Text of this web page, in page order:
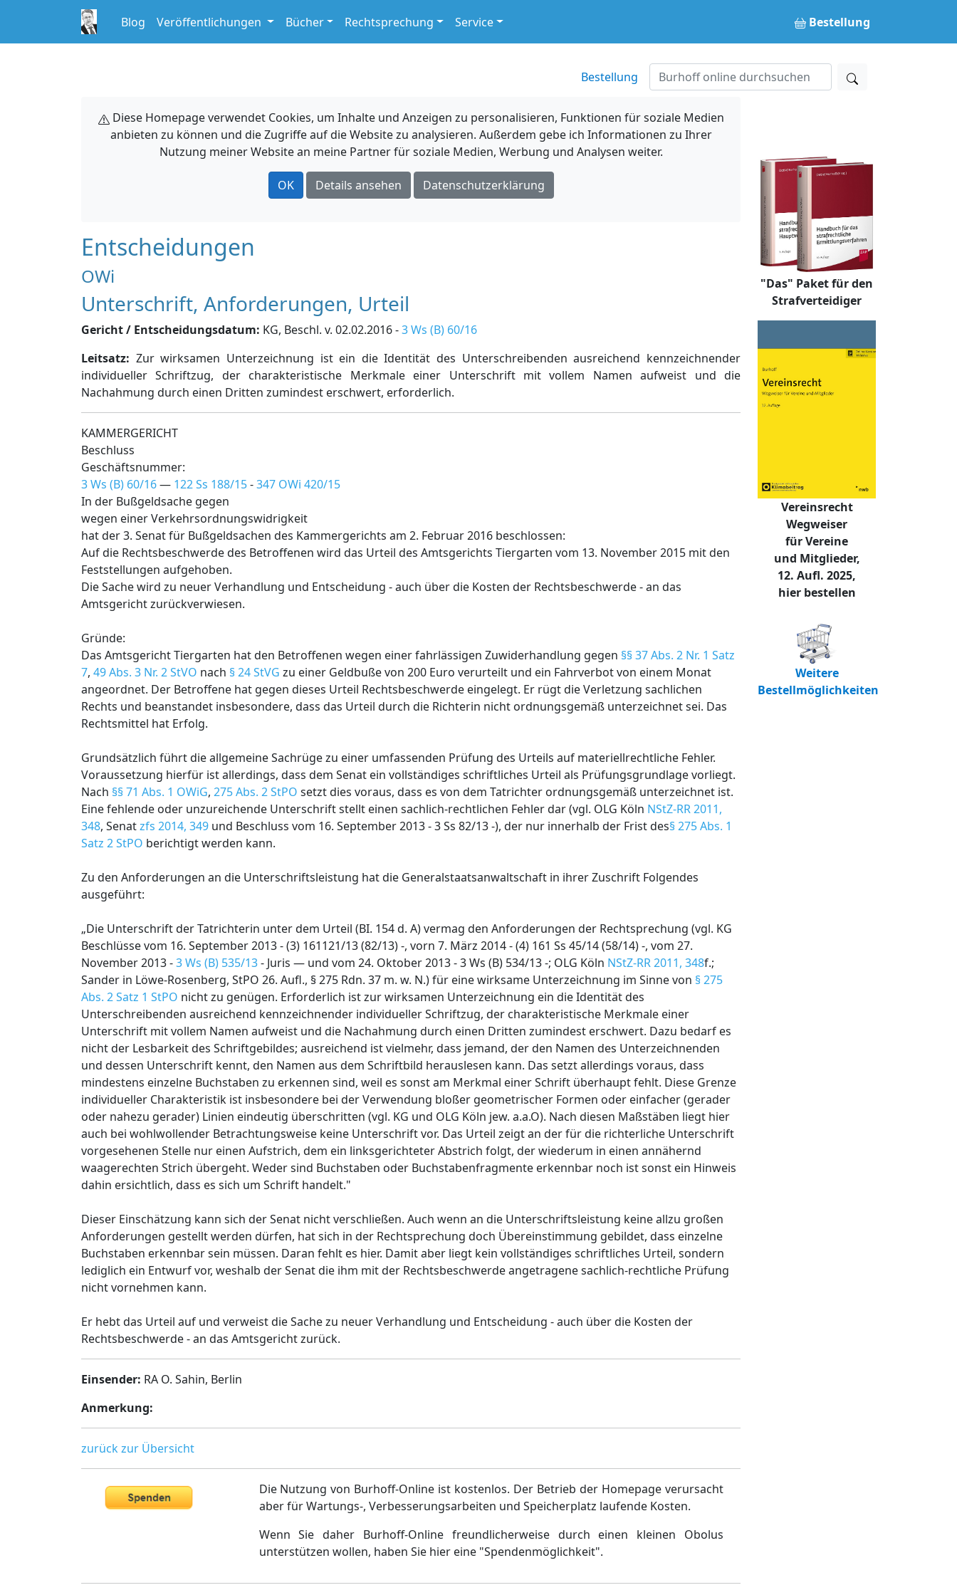
Blog Veröffentlichungen Bücher Rechtsprechung Service Bestellung
Bestellung
Diese Homepage verwendet Cookies, um Inhalte und Anzeigen zu personalisieren, Funktionen für soziale Medien
anbieten zu können und die Zugriffe auf die Website zu analysieren. Außerdem gebe ich Informationen zu Ihrer
Nutzung meiner Website an meine Partner für soziale Medien, Werbung und Analysen weiter.
OK Details ansehen Datenschutzerklärung
Entscheidungen
OWi
Unterschrift, Anforderungen, Urteil
Gericht / Entscheidungsdatum: KG, Beschl. v. 02.02.2016 -3 Ws (B) 60/16
Leitsatz: Zur wirksamen Unterzeichnung ist ein die Identität des Unterschreibenden ausreichend kennzeichnender
individueller Schriftzug, der charakteristische Merkmale einer Unterschrift mit vollem Namen aufweist und die
Nachahmung durch einen Dritten zumindest erschwert, erforderlich.
KAMMERGERICHT
Beschluss
Geschäftsnummer:
3 Ws (B) 60/16— 122 Ss 188/15-347 OWi 420/15
In der Bußgeldsache gegen
wegen einer Verkehrsordnungswidrigkeit
hat der 3. Senat für Bußgeldsachen des Kammergerichts am 2. Februar 2016 beschlossen:
Auf die Rechtsbeschwerde des Betroffenen wird das Urteil des Amtsgerichts Tiergarten vom 13. November 2015 mit den
Feststellungen aufgehoben.
Die Sache wird zu neuer Verhandlung und Entscheidung - auch über die Kosten der Rechtsbeschwerde - an das
Amtsgericht zurückverwiesen.
Gründe:
Das Amtsgericht Tiergarten hat den Betroffenen wegen einer fahrlässigen Zuwiderhandlung gegen §§ 37 Abs. 2 Nr. 1 Satz
7, 49 Abs. 3 Nr. 2 StVO nach § 24 StVG zu einer Geldbuße von 200 Euro verurteilt und ein Fahrverbot von einem Monat
angeordnet. Der Betroffene hat gegen dieses Urteil Rechtsbeschwerde eingelegt. Er rügt die Verletzung sachlichen
Rechts und beanstandet insbesondere, dass das Urteil durch die Richterin nicht ordnungsgemäß unterzeichnet sei. Das
Rechtsmittel hat Erfolg.
Grundsätzlich führt die allgemeine Sachrüge zu einer umfassenden Prüfung des Urteils auf materiellrechtliche Fehler.
Voraussetzung hierfür ist allerdings, dass dem Senat ein vollständiges schriftliches Urteil als Prüfungsgrundlage vorliegt.
Nach §§ 71 Abs. 1 OWiG, 275 Abs. 2 StPO setzt dies voraus, dass es von dem Tatrichter ordnungsgemäß unterzeichnet ist.
Eine fehlende oder unzureichende Unterschrift stellt einen sachlich-rechtlichen Fehler dar (vgl. OLG Köln NStZ-RR 2011,
348, Senatzfs 2014, 349 und Beschluss vom 16. September 2013 - 3 Ss 82/13 -), der nur innerhalb der Frist des§ 275 Abs. 1
Satz 2 StPO berichtigt werden kann.
Zu den Anforderungen an die Unterschriftsleistung hat die Generalstaatsanwaltschaft in ihrer Zuschrift Folgendes
ausgeführt:
„Die Unterschrift der Tatrichterin unter dem Urteil (BI. 154 d. A) vermag den Anforderungen der Rechtsprechung (vgl. KG
Beschlüsse vom 16. September 2013 - (3) 161121/13 (82/13) -, vorn 7. März 2014 - (4) 161 Ss 45/14 (58/14) -, vom 27.
November 2013 -3 Ws (B) 535/13- Juris — und vom 24. Oktober 2013 - 3 Ws (B) 534/13 -; OLG Köln NStZ-RR 2011, 348f.;
Sander in Löwe-Rosenberg, StPO 26. Aufl., § 275 Rdn. 37 m. w. N.) für eine wirksame Unterzeichnung im Sinne von § 275
Abs. 2 Satz 1 StPO nicht zu genügen. Erforderlich ist zur wirksamen Unterzeichnung ein die Identität des
Unterschreibenden ausreichend kennzeichnender individueller Schriftzug, der charakteristische Merkmale einer
Unterschrift mit vollem Namen aufweist und die Nachahmung durch einen Dritten zumindest erschwert. Dazu bedarf es
nicht der Lesbarkeit des Schriftgebildes; ausreichend ist vielmehr, dass jemand, der den Namen des Unterzeichnenden
und dessen Unterschrift kennt, den Namen aus dem Schriftbild herauslesen kann. Das setzt allerdings voraus, dass
mindestens einzelne Buchstaben zu erkennen sind, weil es sonst am Merkmal einer Schrift überhaupt fehlt. Diese Grenze
individueller Charakteristik ist insbesondere bei der Verwendung bloßer geometrischer Formen oder einfacher (gerader
oder nahezu gerader) Linien eindeutig überschritten (vgl. KG und OLG Köln jew. a.a.O). Nach diesen Maßstäben liegt hier
auch bei wohlwollender Betrachtungsweise keine Unterschrift vor. Das Urteil zeigt an der für die richterliche Unterschrift
vorgesehenen Stelle nur einen Aufstrich, dem ein linksgerichteter Abstrich folgt, der wiederum in einen annähernd
waagerechten Strich übergeht. Weder sind Buchstaben oder Buchstabenfragmente erkennbar noch ist sonst ein Hinweis
dahin ersichtlich, dass es sich um Schrift handelt."
Dieser Einschätzung kann sich der Senat nicht verschließen. Auch wenn an die Unterschriftsleistung keine allzu großen
Anforderungen gestellt werden dürfen, hat sich in der Rechtsprechung doch Übereinstimmung gebildet, dass einzelne
Buchstaben erkennbar sein müssen. Daran fehlt es hier. Damit aber liegt kein vollständiges schriftliches Urteil, sondern
lediglich ein Entwurf vor, weshalb der Senat die ihm mit der Rechtsbeschwerde angetragene sachlich-rechtliche Prüfung
nicht vornehmen kann.
Er hebt das Urteil auf und verweist die Sache zu neuer Verhandlung und Entscheidung - auch über die Kosten der
Rechtsbeschwerde - an das Amtsgericht zurück.
Einsender: RA O. Sahin, Berlin
Anmerkung:
zurück zur Übersicht
Die Nutzung von Burhoff-Online ist kostenlos. Der Betrieb der Homepage verursacht
aber für Wartungs-, Verbesserungsarbeiten und Speicherplatz laufende Kosten.
Wenn Sie daher Burhoff-Online freundlicherweise durch einen kleinen Obolus
unterstützen wollen, haben Sie hier eine "Spendenmöglichkeit".
"Das" Paket für den
Strafverteidiger
Vereinsrecht
Wegweiser
für Vereine
und Mitglieder,
12. Aufl. 2025,
hier bestellen
Weitere
Bestellmöglichkeiten